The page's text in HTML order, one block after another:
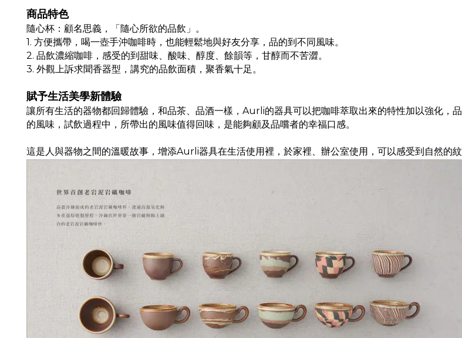
商品特色
隨心杯：顧名思義，「隨心所欲的品飲」。
1. 方便攜帶，喝一壺手沖咖啡時，也能輕鬆地與好友分享，品的到不同風味。
2. 品飲濃縮咖啡，感受的到甜味、酸味、醇度、餘韻等，甘醇而不苦澀。
3. 外觀上訴求聞香器型，講究的品飲面積，聚香氣十足。
賦予生活美學新體驗
讓所有生活的器物都回歸體驗，和品茶、品酒一樣，Aurli的器具可以把咖啡萃取出來的特性加以強化，
的風味，試飲過程中，所帶出的風味值得回味，是能夠顧及品嚐者的幸福口感。
這是人與器物之間的溫暖故事，增添Aurli器具在生活使用裡，於家裡、辦公室使用，可以感受到自然的